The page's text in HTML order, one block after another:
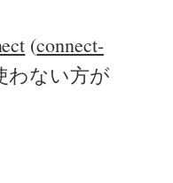
(connect-
わない方が